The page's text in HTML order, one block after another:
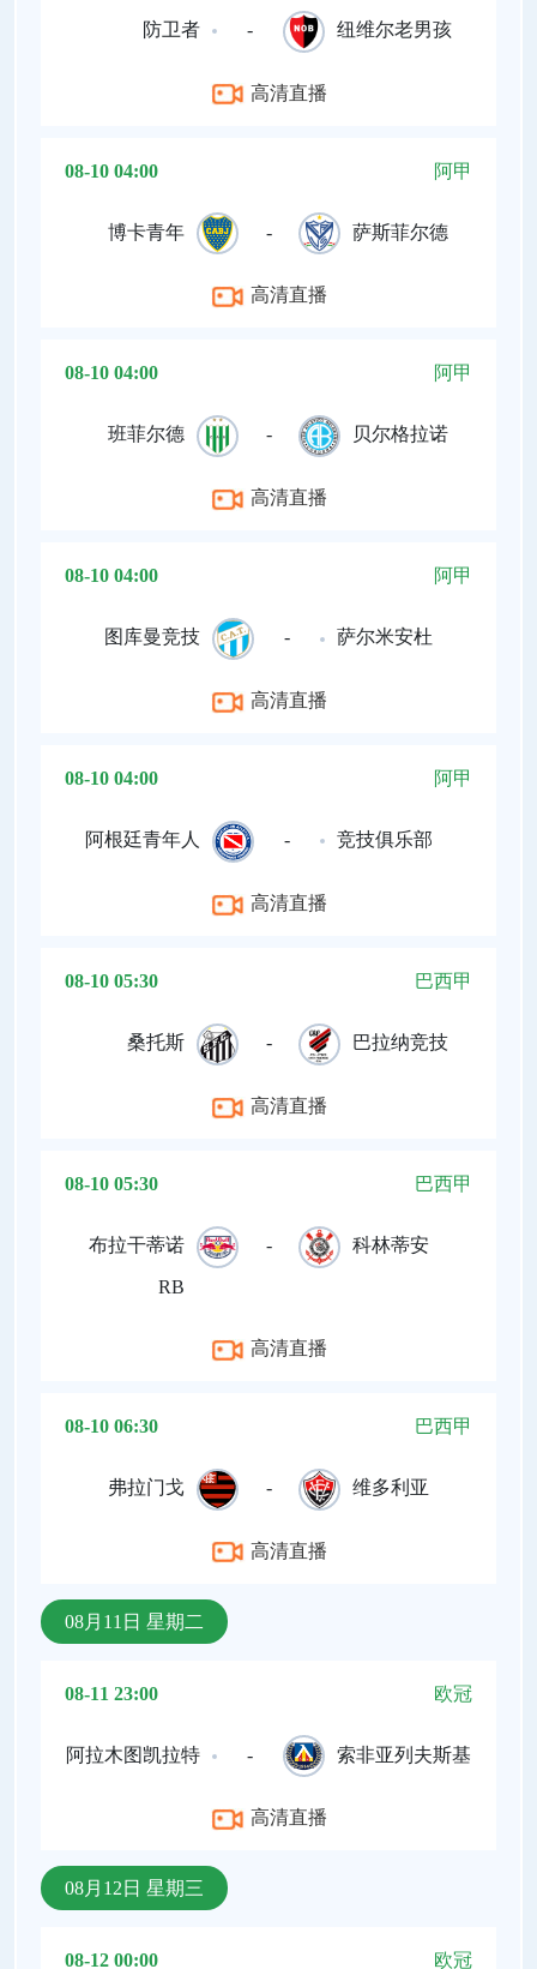
防卫者 - 纽维尔老男孩
高清直播
08-10 04:00 阿甲
博卡青年 - 萨斯菲尔德
高清直播
08-10 04:00 阿甲
班菲尔德 - 贝尔格拉诺
高清直播
08-10 04:00 阿甲
图库曼竞技 - 萨尔米安杜
高清直播
08-10 04:00 阿甲
阿根廷青年人 - 竞技俱乐部
高清直播
08-10 05:30 巴西甲
桑托斯 - 巴拉纳竞技
高清直播
08-10 05:30 巴西甲
布拉干蒂诺
RB
- 科林蒂安
高清直播
08-10 06:30 巴西甲
弗拉门戈 - 维多利亚
高清直播
08月11日 星期二
08-11 23:00 欧冠
阿拉木图凯拉特 - 索非亚列夫斯基
高清直播
08月12日 星期三
08-12 00:00 欧冠